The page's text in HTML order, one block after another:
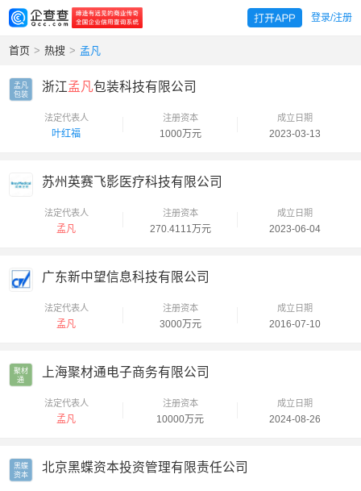
登录/注册
首页 > 热搜 > 孟凡
孟凡
包装
浙江孟凡包装科技有限公司
法定代表人
叶红福
注册资本
1000万元
成立日期
2023-03-13
苏州英赛飞影医疗科技有限公司
法定代表人
孟凡
注册资本
270.4111万元
成立日期
2023-06-04
广东新中望信息科技有限公司
法定代表人
孟凡
注册资本
3000万元
成立日期
2016-07-10
聚材
通
上海聚材通电子商务有限公司
法定代表人
孟凡
注册资本
10000万元
成立日期
2024-08-26
黑蝶
资本
北京黑蝶资本投资管理有限责任公司